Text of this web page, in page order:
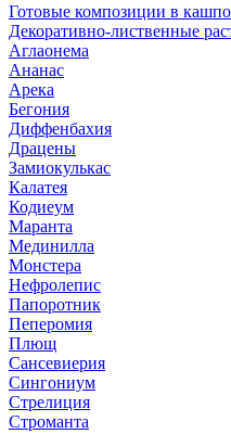
Готовые композиции в кашпо
Декоративно-лиственные
Аглаонема
Ананас
Арека
Бегония
Диффенбахия
Драцены
Замиокулькас
Калатея
Кодиеум
Маранта
Мединилла
Монстера
Нефролепис
Папоротник
Пеперомия
Плющ
Сансевиерия
Сингониум
Стрелиция
Строманта